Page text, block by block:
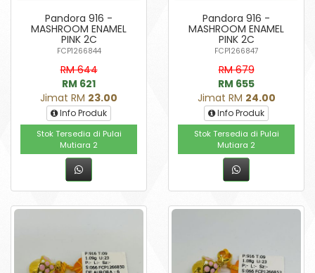
Pandora 916 -
MASHROOM ENAMEL
PINK 2C
FCP1266844
RM 644
RM 621
Jimat RM 23.00
Info Produk
Stok Tersedia di Pulai
Mutiara 2
Pandora 916 -
MASHROOM ENAMEL
PINK 2C
FCP1266847
RM 679
RM 655
Jimat RM 24.00
Info Produk
Stok Tersedia di Pulai
Mutiara 2